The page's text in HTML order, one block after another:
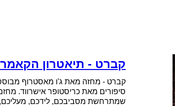
קברט - תיאטרון
קברט - מחזה מאת ג'ו מאסטרוף מבוסס
סיפורים מאת כריסטופר אישרווד.
שמתרחשת מסביבכם, לידכם,